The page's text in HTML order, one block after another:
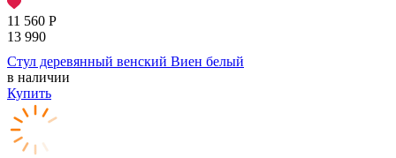
11 560 Р
13 990
Стул деревянный венский Виен белый
в наличии
Купить